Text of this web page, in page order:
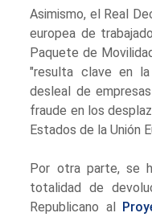
Asimismo, el Real
europea de
Paquete de
"resulta clave en
desleal de
fraude en los
Estados de la Unión
Por otra parte, se
totalidad de
Republicano al